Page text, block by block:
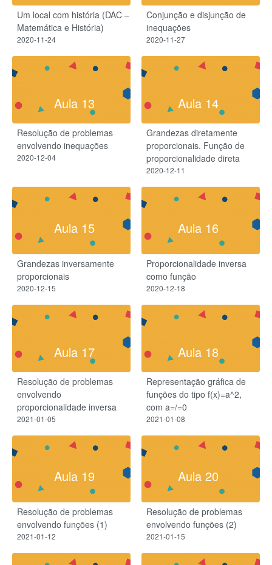
Um local com história (DAC –
Matemática e História)
2020-11-24
Conjunção e disjunção de
inequações
2020-11-27
Aula 13
Resolução de problemas
envolvendo inequações
2020-12-04
Aula 14
Grandezas diretamente
proporcionais. Função de
proporcionalidade direta
2020-12-11
Aula 15
Grandezas inversamente
proporcionais
2020-12-15
Aula 16
Proporcionalidade inversa
como função
2020-12-18
Aula 17
Resolução de problemas
envolvendo
proporcionalidade inversa
2021-01-05
Aula 18
Representação gráfica de
funções do tipo f(x)=a^2,
com a=/=0
2021-01-08
Aula 19
Resolução de problemas
envolvendo funções (1)
2021-01-12
Aula 20
Resolução de problemas
envolvendo funções (2)
2021-01-15